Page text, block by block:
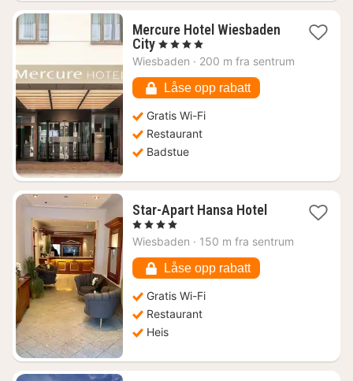
Mercure Hotel Wiesbaden
City1
natt
1018
kr.
, 4 Stjerner
Wiesbaden · 200 m fra sentrum
Låse opp rabatt
Gratis Wi-Fi
Restaurant
Badstue
Star-Apart Hansa Hotel1
fra
, 4 Stjerner
Wiesbaden · 150 m fra sentrum
Låse opp rabatt
Gratis Wi-Fi
Restaurant
Heis